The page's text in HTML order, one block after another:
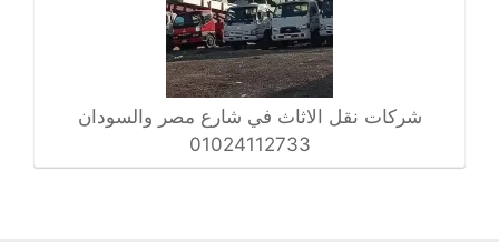
شركات نقل الاثاث في شارع مصر والسودان
01024112733